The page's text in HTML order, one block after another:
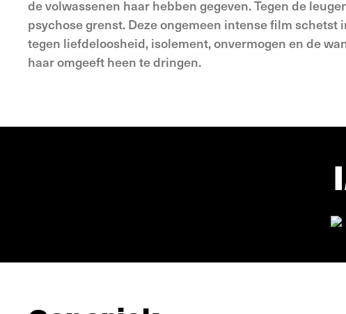
de volwassenen haar hebben gegeven. Tegen de
psychose grenst. Deze ongemeen intense film
tegen liefdeloosheid, isolement, onvermogen en de
haar omgeeft heen te dringen.